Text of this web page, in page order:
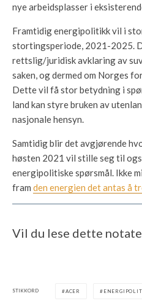
nye arbeidsplasser i
Framtidig energipolitikk vil i
stortingsperiode, 2021-2025.
rettslig/juridisk avklaring av
saken, og dermed om Norges
Dette vil få stor betydning i
land kan styre bruken av
nasjonale hensyn.
Samtidig blir det avgjørende
høsten 2021 vil stille seg til
energipolitiske spørsmål. Ikke
fram den energien det antas å
Vil du lese dette
STIKKORD ACER